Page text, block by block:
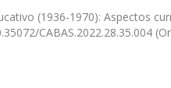
(1936-1970): Aspectos
CABAS.2022.28.35.004